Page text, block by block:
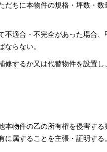
ちに本物件の規格・坪数・
適合・不完全があった場合
らない。
するか又は代替物件を設置し
本物件の乙の所有権を侵害す
属することを主張・証明する。